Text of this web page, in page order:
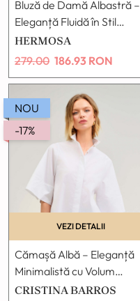
Bluză de Damă Albastră –
Eleganță Fluidă în Stil
Kimono
HERMOSA
279.00 186.93 RON
NOU
-17%
Cămașă Albă – Eleganță
Minimalistă cu Volum
Modern
CRISTINA BARROS
VEZI DETALII